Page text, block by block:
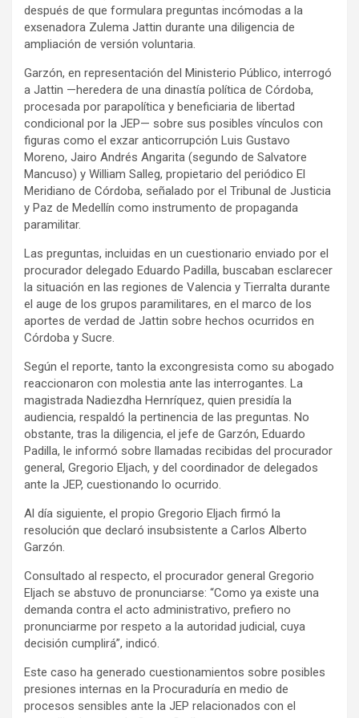
b
o
o
k
s
A
p
p
a
r
t
i
r
después de que formulara preguntas incómodas a la
exsenadora Zulema Jattin durante una diligencia de
ampliación de versión voluntaria.
Garzón, en representación del Ministerio Público, interrogó
a Jattin —heredera de una dinastía política de Córdoba,
procesada por parapolítica y beneficiaria de libertad
condicional por la JEP— sobre sus posibles vínculos con
figuras como el exzar anticorrupción Luis Gustavo
Moreno, Jairo Andrés Angarita (segundo de Salvatore
Mancuso) y William Salleg, propietario del periódico El
Meridiano de Córdoba, señalado por el Tribunal de Justicia
y Paz de Medellín como instrumento de propaganda
paramilitar.
Las preguntas, incluidas en un cuestionario enviado por el
procurador delegado Eduardo Padilla, buscaban esclarecer
la situación en las regiones de Valencia y Tierralta durante
el auge de los grupos paramilitares, en el marco de los
aportes de verdad de Jattin sobre hechos ocurridos en
Córdoba y Sucre.
Según el reporte, tanto la excongresista como su abogado
reaccionaron con molestia ante las interrogantes. La
magistrada Nadiezdha Hernríquez, quien presidía la
audiencia, respaldó la pertinencia de las preguntas. No
obstante, tras la diligencia, el jefe de Garzón, Eduardo
Padilla, le informó sobre llamadas recibidas del procurador
general, Gregorio Eljach, y del coordinador de delegados
ante la JEP, cuestionando lo ocurrido.
Al día siguiente, el propio Gregorio Eljach firmó la
resolución que declaró insubsistente a Carlos Alberto
Garzón.
Consultado al respecto, el procurador general Gregorio
Eljach se abstuvo de pronunciarse: “Como ya existe una
demanda contra el acto administrativo, prefiero no
pronunciarme por respeto a la autoridad judicial, cuya
decisión cumplirá”, indicó.
Este caso ha generado cuestionamientos sobre posibles
presiones internas en la Procuraduría en medio de
procesos sensibles ante la JEP relacionados con el